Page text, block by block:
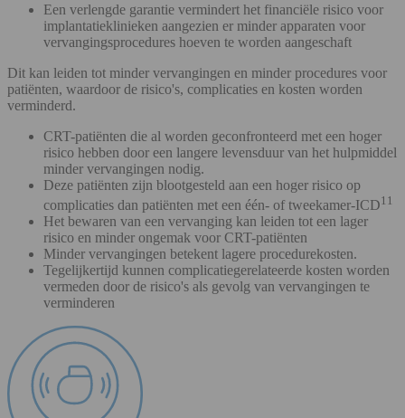
Een verlengde garantie vermindert het financiële risico voor
implantatieklinieken aangezien er minder apparaten voor
vervangingsprocedures hoeven te worden aangeschaft
Dit kan leiden tot minder vervangingen en minder procedures voor
patiënten, waardoor de risico's, complicaties en kosten worden
verminderd.
CRT-patiënten die al worden geconfronteerd met een hoger
risico hebben door een langere levensduur van het hulpmiddel
minder vervangingen nodig.
Deze patiënten zijn blootgesteld aan een hoger risico op
complicaties dan patiënten met een één- of tweekamer-ICD11
Het bewaren van een vervanging kan leiden tot een lager
risico en minder ongemak voor CRT-patiënten
Minder vervangingen betekent lagere procedurekosten.
Tegelijkertijd kunnen complicatiegerelateerde kosten worden
vermeden door de risico's als gevolg van vervangingen te
verminderen